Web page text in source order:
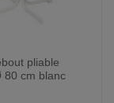
pliable
80 cm blanc